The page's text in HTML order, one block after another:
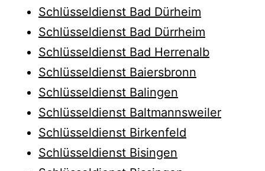
Schlüsseldienst Bad Dürheim
Schlüsseldienst Bad Dürrheim
Schlüsseldienst Bad Herrenalb
Schlüsseldienst Baiersbronn
Schlüsseldienst Balingen
Schlüsseldienst Baltmannsweiler
Schlüsseldienst Birkenfeld
Schlüsseldienst Bisingen